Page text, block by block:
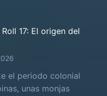
17: El origen del
el periodo colonial
unas monjas